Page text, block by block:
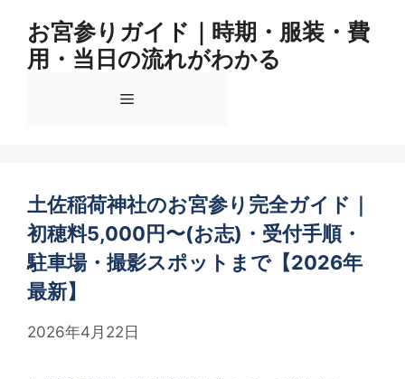
お宮参りガイド｜時期・服装・費
用・当日の流れがわかる
メ
ュ
ー
土佐稲荷神社のお宮参り完全ガイド｜
初穂料5,000円〜(お志)・受付手順・
駐車場・撮影スポットまで【2026年
最新】
2026年4月22日